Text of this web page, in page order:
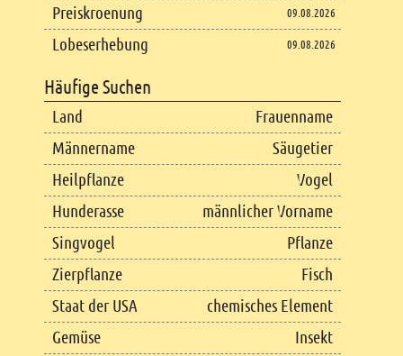
Preiskroenung 09.08.2026
Lobeserhebung 09.08.2026
Häufige Suchen
Land
Frauenname
Männername
Säugetier
Heilpflanze
Vogel
Hunderasse
männlicher Vorname
Singvogel
Pflanze
Zierpflanze
Fisch
Staat der USA
chemisches Element
Gemüse
Insekt